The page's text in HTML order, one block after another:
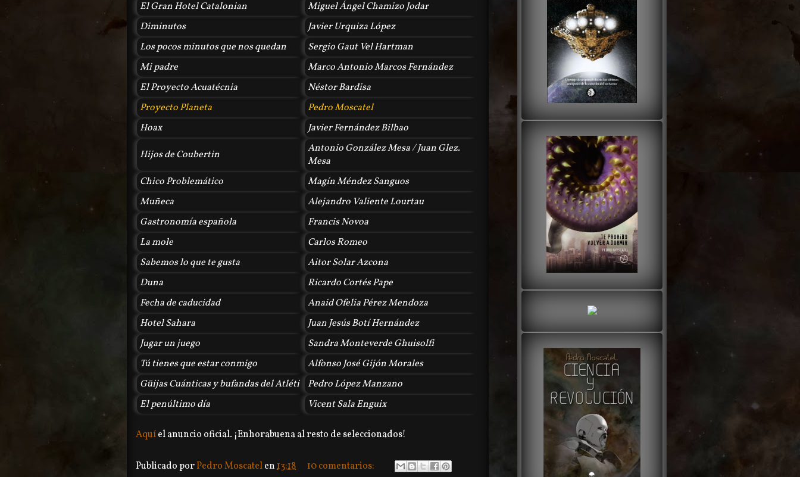
El Gran Hotel Catalonian
Miguel Ángel Chamizo Jodar
Diminutos
Javier Urquiza López
Los pocos minutos que nos quedan
Sergio Gaut Vel Hartman
Mi padre
Marco Antonio Marcos Fernández
El Proyecto Acuatécnia
Néstor Bardisa
Proyecto Planeta
Pedro Moscatel
Hoax
Javier Fernández Bilbao
Hijos de Coubertin
Antonio González Mesa / Juan Glez.
Mesa
Chico Problemático
Magín Méndez Sanguos
Muñeca
Alejandro Valiente Lourtau
Gastronomía española
Francis Novoa
La mole
Carlos Romeo
Sabemos lo que te gusta
Aitor Solar Azcona
Duna
Ricardo Cortés Pape
Fecha de caducidad
Anaid Ofelia Pérez Mendoza
Hotel Sahara
Juan Jesús Botí Hernández
Jugar un juego
Sandra Monteverde Ghuisolfi
Tú tienes que estar conmigo
Alfonso José Gijón Morales
Güijas Cuánticas y bufandas del Atléti
Pedro López Manzano
El penúltimo día
Vicent Sala Enguix
Aquíel anuncio oficial. ¡Enhorabuena al resto de seleccionados!
Publicado porPedro Moscatelen13:18
10 comentarios: